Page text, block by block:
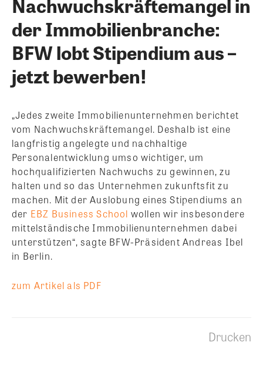
der Immobilienbranche:
BFW lobt Stipendium aus –
jetzt bewerben!
„Jedes zweite Immobilienunternehmen berichtet
vom Nachwuchskräftemangel. Deshalb ist eine
langfristig angelegte und nachhaltige
Personalentwicklung umso wichtiger, um
hochqualifizierten Nachwuchs zu gewinnen, zu
halten und so das Unternehmen zukunftsfit zu
machen. Mit der Auslobung eines Stipendiums an
der EBZ Business School wollen wir insbesondere
mittelständische Immobilienunternehmen dabei
unterstützen“, sagte BFW-Präsident Andreas Ibel
in Berlin.
zum Artikel als PDF
Drucken